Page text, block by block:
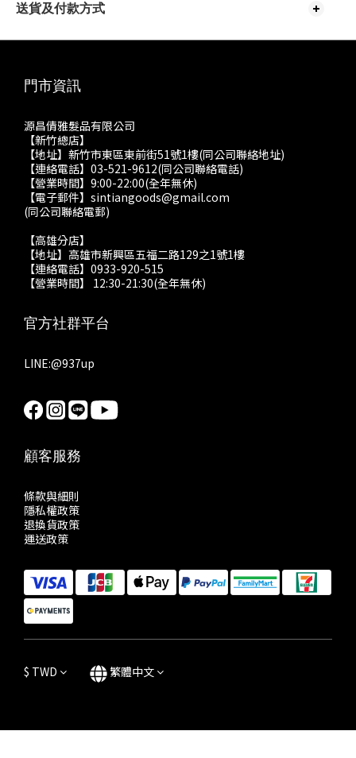
送貨及付款方式
門市資訊
源昌倩雅髮品有限公司
【新竹總店】
【地址】新竹市東區東前街51號1樓(同公司聯絡地址)
【連絡電話】03-521-9612(同公司聯絡電話)
【營業時間】9:00-22:00(全年無休)
【電子郵件】sintiangoods@gmail.com
(同公司聯絡電郵)
【高雄分店】
【地址】高雄市新興區五福二路129之1號1樓
【連絡電話】0933-920-515
【營業時間】 12:30-21:30(全年無休)
官方社群平台
LINE:@937up
顧客服務
條款與細則
隱私權政策
退換貨政策
運送政策
$ TWD 繁體中文